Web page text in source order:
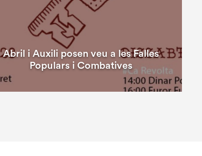
Abril i Auxili posen veu a les Falles
Populars i Combatives